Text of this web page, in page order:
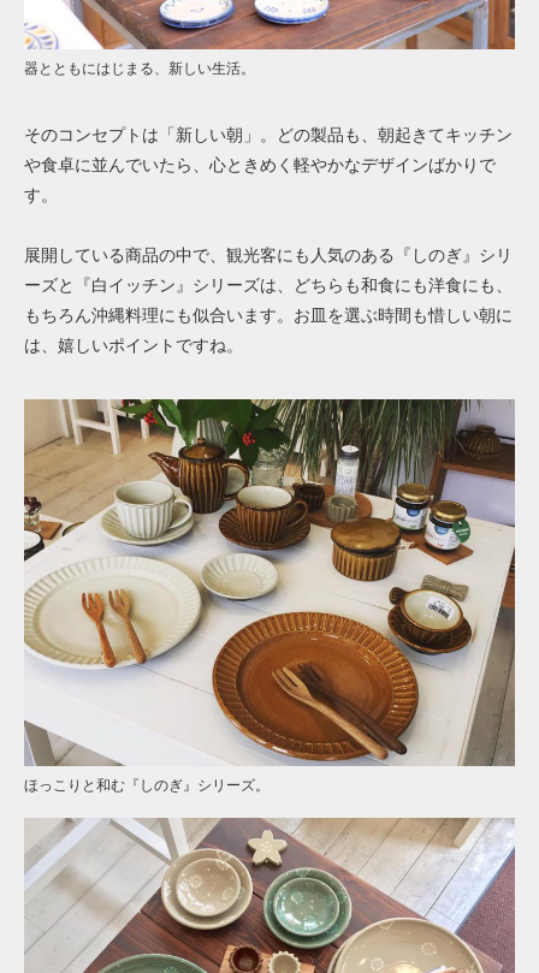
器とともにはじまる、新しい生活。
そのコンセプトは「新しい朝」。どの製品も、朝起きてキッチン
や食卓に並んでいたら、心ときめく軽やかなデザインばかりで
す。
展開している商品の中で、観光客にも人気のある『しのぎ』シリ
ーズと『白イッチン』シリーズは、どちらも和食にも洋食にも、
もちろん沖縄料理にも似合います。お皿を選ぶ時間も惜しい朝に
は、嬉しいポイントですね。
ほっこりと和む『しのぎ』シリーズ。